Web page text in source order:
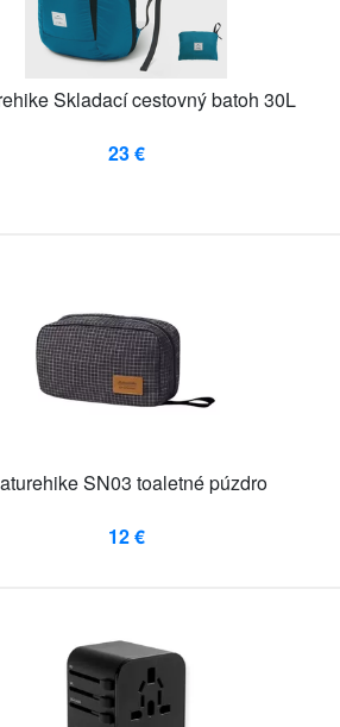
Skladací cestovný batoh 30L
23 €
SN03 toaletné púzdro
12 €